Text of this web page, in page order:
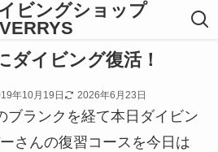
ビングショップ
VERRYS
ダイビング復活！
年10月19日 2026年6月23日
ブランクを経て本日ダイビン
さんの復習コースを今日は